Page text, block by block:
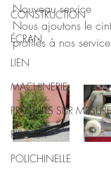
CONSTRUCTION
ÉCRAN
LIEN
MACHINERIE
PRODUITS SUR MESURE
RIDEAUX
POLICHINELLE
Nouveau service
Nous ajoutons le
profilés à nos